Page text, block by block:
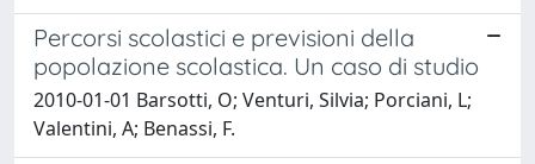
Percorsi scolastici e previsioni della
popolazione scolastica. Un caso di studio
2010-01-01 Barsotti, O; Venturi, Silvia; Porciani, L;
Valentini, A; Benassi, F.